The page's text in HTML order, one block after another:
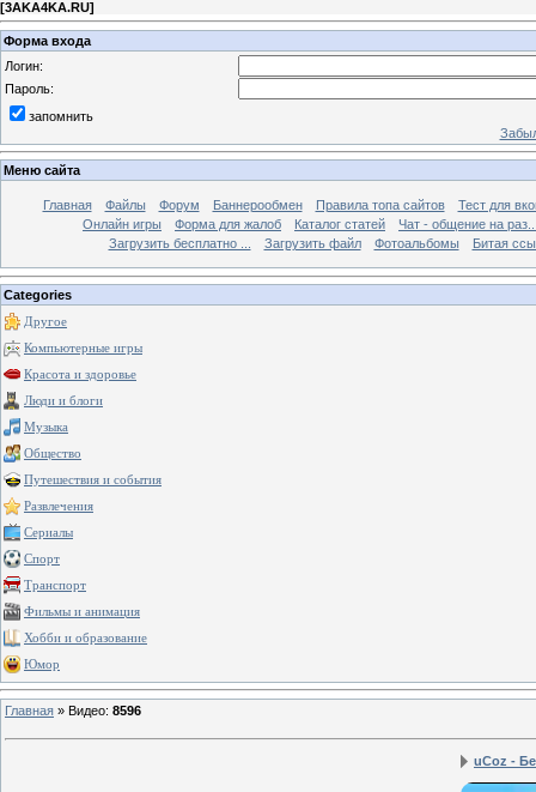
[3AKA4KA.RU]
Форма входа
Логин:
Пароль:
запомнить
Меню сайта
Главная Файлы Форум Баннерообмен Правила топа сайтов
Тест для
Онлайн игры
Форма для жалоб Каталог статей
Чат - общение на
Загрузить бесплатно ...
Загрузить файл Фотоальбомы Битая
Categories
Другое
Компьютерные игры
Красота и здоровье
Люди и блоги
Музыка
Общество
Путешествия и события
Развлечения
Сериалы
Спорт
Транспорт
Фильмы и анимация
Хобби и образование
Юмор
Главная » Видео: 8596
uCoz -